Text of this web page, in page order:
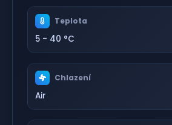
Teplota
5 - 40 °C
Chlazení
Air